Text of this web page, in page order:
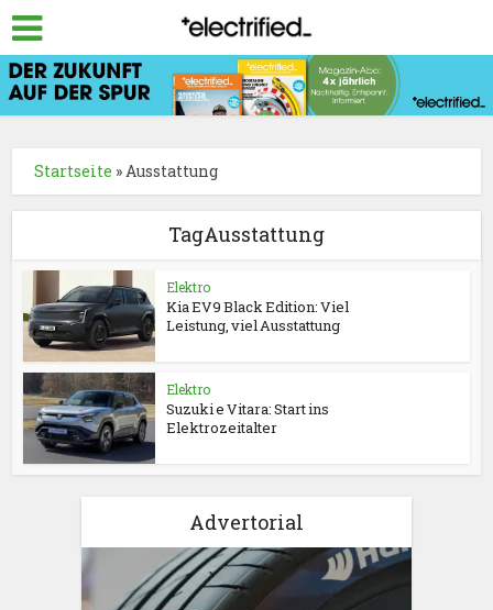
Startseite »Ausstattung
TagAusstattung
Elektro
Kia EV9 Black Edition: Viel
Leistung, viel Ausstattung
Elektro
Suzuki e Vitara: Start ins
Elektrozeitalter
Advertorial